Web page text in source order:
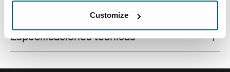
Customize
Todas las características
Especificaciones técnicas